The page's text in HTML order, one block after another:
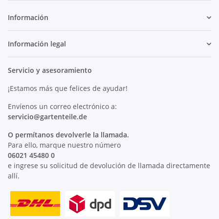
Información
Información legal
Servicio y asesoramiento
¡Estamos más que felices de ayudar!
Envíenos un correo electrónico a:
servicio@gartenteile.de
O permítanos devolverle la llamada.
Para ello, marque nuestro número
06021 45480 0
e ingrese su solicitud de devolución de llamada directamente
allí.